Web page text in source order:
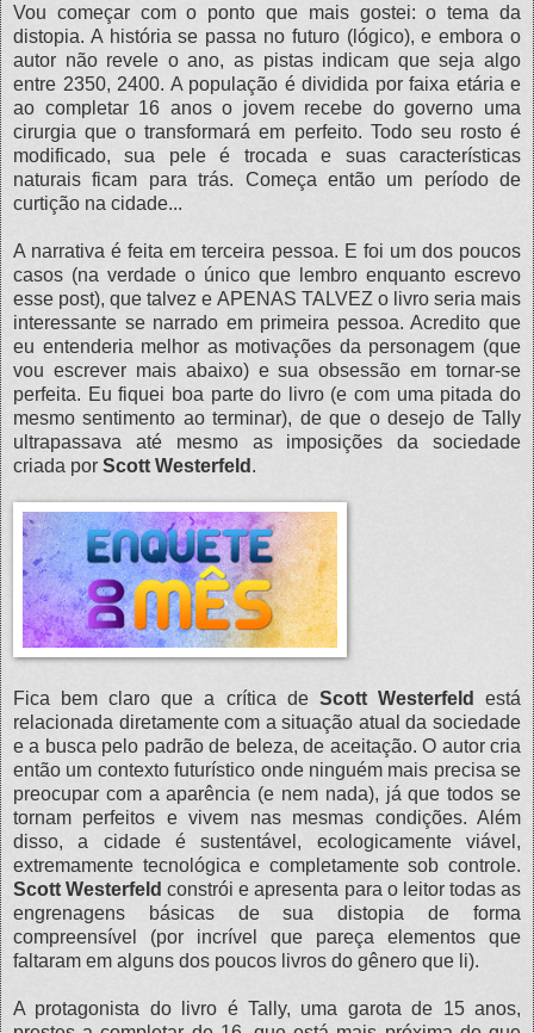
Vou começar com o ponto que mais gostei: o tema da
distopia. A história se passa no futuro (lógico), e embora o
autor não revele o ano, as pistas indicam que seja algo
entre 2350, 2400. A população é dividida por faixa etária e
ao completar 16 anos o jovem recebe do governo uma
cirurgia que o transformará em perfeito. Todo seu rosto é
modificado, sua pele é trocada e suas características
naturais ficam para trás. Começa então um período de
curtição na cidade...
A narrativa é feita em terceira pessoa. E foi um dos poucos
casos (na verdade o único que lembro enquanto escrevo
esse post), que talvez e APENAS TALVEZ o livro seria mais
interessante se narrado em primeira pessoa. Acredito que
eu entenderia melhor as motivações da personagem (que
vou escrever mais abaixo) e sua obsessão em tornar-se
perfeita. Eu fiquei boa parte do livro (e com uma pitada do
mesmo sentimento ao terminar), de que o desejo de Tally
ultrapassava até mesmo as imposições da sociedade
criada por Scott Westerfeld .
Fica bem claro que a crítica de Scott Westerfeld
está
relacionada diretamente com a situação atual da sociedade
e a busca pelo padrão de beleza, de aceitação. O autor cria
então um contexto futurístico onde ninguém mais precisa se
preocupar com a aparência (e nem nada), já que todos se
tornam perfeitos e vivem nas mesmas condições. Além
disso, a cidade é sustentável, ecologicamente viável,
extremamente tecnológica e completamente sob controle.
Scott Westerfeld constrói e apresenta para o leitor todas as
engrenagens básicas de sua distopia de forma
compreensível (por incrível que pareça elementos que
faltaram em alguns dos poucos livros do gênero que li).
A protagonista do livro é Tally, uma garota de 15 anos,